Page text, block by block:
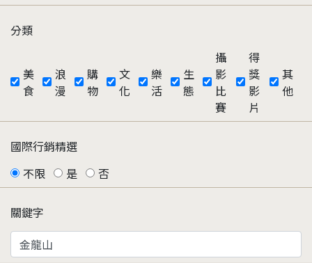
分類
美
食
浪
漫
購
物
文
化
樂
活
生
態
攝
影
比
賽
得
獎
影
片
其
他
國際行銷精選
不限
是 否
關鍵字